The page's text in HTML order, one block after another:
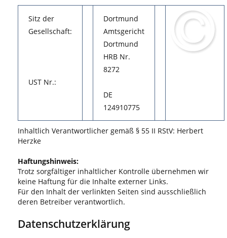
Sitz der
Gesellschaft:
UST Nr.:
Dortmund
Amtsgericht
Dortmund
HRB Nr.
8272
DE
124910775
Inhaltlich Verantwortlicher gemäß § 55 II RStV: Herbert
Herzke
Haftungshinweis:
Trotz sorgfältiger inhaltlicher Kontrolle übernehmen wir
keine Haftung für die Inhalte externer Links.
Für den Inhalt der verlinkten Seiten sind ausschließlich
deren Betreiber verantwortlich.
Datenschutzerklärung